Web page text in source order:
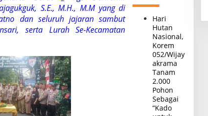
S.E., M.H., M.M yang di
dan seluruh jajaran sambut
serta Lurah Se-Kecamatan
Hari
Hutan
Nasional,
Korem
052/Wijay
akrama
Tanam
2.000
Pohon
Sebagai
“Kado